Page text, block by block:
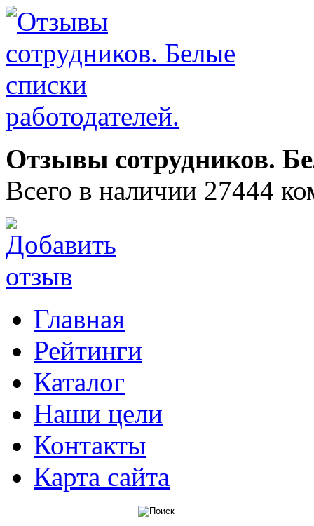
Отзывы сотрудников.
Всего в наличии 27444
Главная
Рейтинги
Каталог
Наши цели
Контакты
Карта сайта